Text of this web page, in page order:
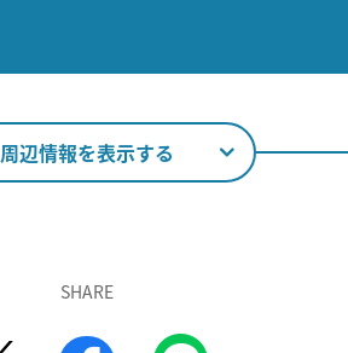
周辺情報を表示する
SHARE